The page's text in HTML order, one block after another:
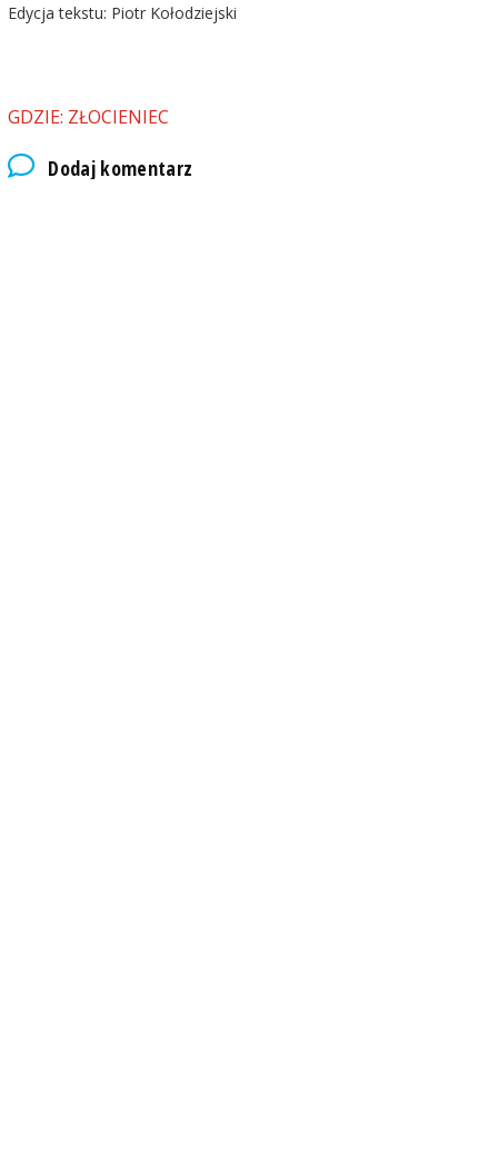
Edycja tekstu: Piotr Kołodziejski
GDZIE: ZŁOCIENIEC
Dodaj komentarz